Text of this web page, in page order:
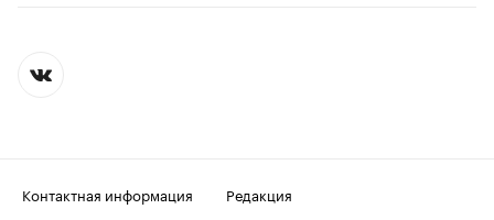
Контактная информация
Редакция